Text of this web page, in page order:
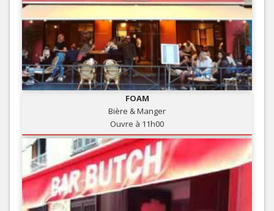
FOAM
Bière & Manger
Ouvre à 11h00